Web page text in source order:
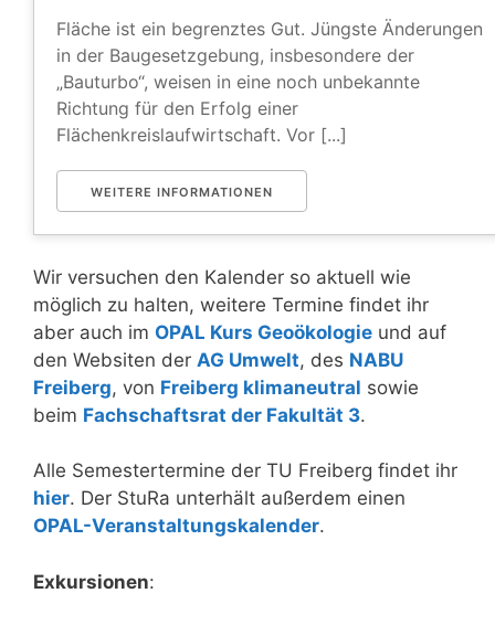
Fläche ist ein begrenztes Gut. Jüngste Änderungen
in der Baugesetzgebung, insbesondere der
„Bauturbo“, weisen in eine noch unbekannte
Richtung für den Erfolg einer
Flächenkreislaufwirtschaft. Vor [...]
WEITERE INFORMATIONEN
Wir versuchen den Kalender so aktuell wie
möglich zu halten, weitere Termine findet ihr
aber auch im OPAL Kurs Geoökologie und auf
den Websiten der AG Umwelt, des NABU
Freiberg, von Freiberg klimaneutral sowie
beim Fachschaftsrat der Fakultät 3.
Alle Semestertermine der TU Freiberg findet ihr
hier. Der StuRa unterhält außerdem einen
OPAL-Veranstaltungskalender.
Exkursionen: